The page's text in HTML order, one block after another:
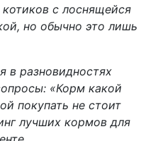
с лоснящейся
но обычно это лишь
в разновидностях
«Корм какой
покупать не стоит
лучших кормов для